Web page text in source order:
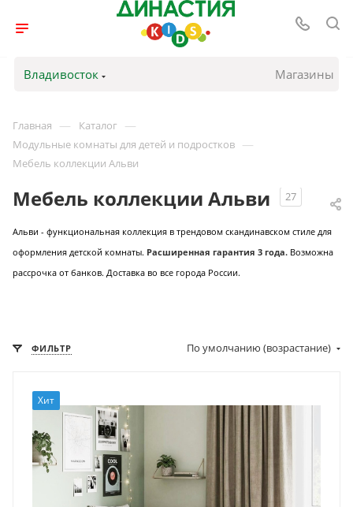
Владивосток Магазины
Главная — Каталог —
Модульные комнаты для детей и подростков —
Мебель коллекции Альви
Мебель коллекции Альви 27
Альви - функциональная коллекция в трендовом скандинавском стиле для
оформления детской комнаты. Расширенная гарантия 3 года. Возможна
рассрочка от банков. Доставка во все города России.
ФИЛЬТР По умолчанию (возрастание)
Хит